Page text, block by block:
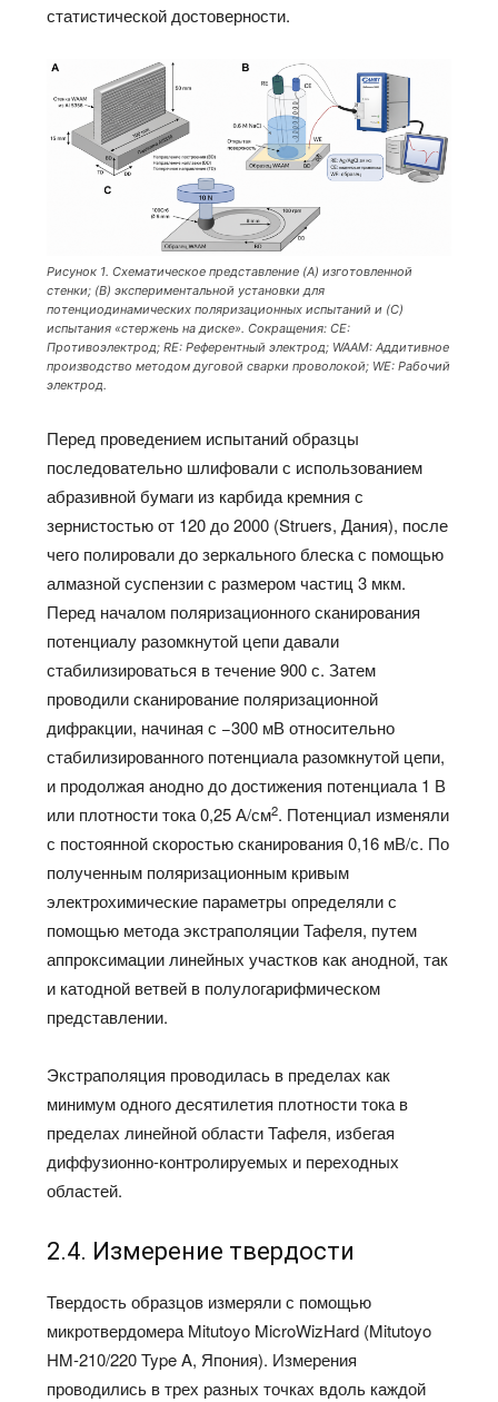
статистической достоверности.
Рисунок 1. Схематическое представление (A) изготовленной
стенки; (B) экспериментальной установки для
потенциодинамических поляризационных испытаний и (C)
испытания «стержень на диске». Сокращения: CE:
Противоэлектрод; RE: Референтный электрод; WAAM: Аддитивное
производство методом дуговой сварки проволокой; WE: Рабочий
электрод.
Перед проведением испытаний образцы
последовательно шлифовали с использованием
абразивной бумаги из карбида кремния с
зернистостью от 120 до 2000 (Struers, Дания), после
чего полировали до зеркального блеска с помощью
алмазной суспензии с размером частиц 3 мкм.
Перед началом поляризационного сканирования
потенциалу разомкнутой цепи давали
стабилизироваться в течение 900 с. Затем
проводили сканирование поляризационной
дифракции, начиная с −300 мВ относительно
стабилизированного потенциала разомкнутой цепи,
и продолжая анодно до достижения потенциала 1 В
или плотности тока 0,25 А/см2. Потенциал изменяли
с постоянной скоростью сканирования 0,16 мВ/с. По
полученным поляризационным кривым
электрохимические параметры определяли с
помощью метода экстраполяции Тафеля, путем
аппроксимации линейных участков как анодной, так
и катодной ветвей в полулогарифмическом
представлении.
Экстраполяция проводилась в пределах как
минимум одного десятилетия плотности тока в
пределах линейной области Тафеля, избегая
диффузионно-контролируемых и переходных
областей.
2.4. Измерение твердости
Твердость образцов измеряли с помощью
микротвердомера Mitutoyo MicroWizHard (Mitutoyo
HM-210/220 Type A, Япония). Измерения
проводились в трех разных точках вдоль каждой